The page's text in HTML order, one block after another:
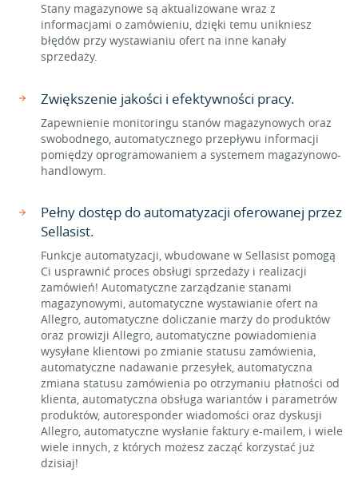
Stany magazynowe są aktualizowane wraz z
informacjami o zamówieniu, dzięki temu unikniesz
błędów przy wystawianiu ofert na inne kanały
sprzedaży.
Zwiększenie jakości i efektywności pracy.
Zapewnienie monitoringu stanów magazynowych oraz
swobodnego, automatycznego przepływu informacji
pomiędzy oprogramowaniem a systemem magazynowo-
handlowym.
Pełny dostęp do automatyzacji oferowanej przez
Sellasist.
Funkcje automatyzacji, wbudowane w Sellasist pomogą
Ci usprawnić proces obsługi sprzedaży i realizacji
zamówień! Automatyczne zarządzanie stanami
magazynowymi, automatyczne wystawianie ofert na
Allegro, automatyczne doliczanie marży do produktów
oraz prowizji Allegro, automatyczne powiadomienia
wysyłane klientowi po zmianie statusu zamówienia,
automatyczne nadawanie przesyłek, automatyczna
zmiana statusu zamówienia po otrzymaniu płatności od
klienta, automatyczna obsługa wariantów i parametrów
produktów, autoresponder wiadomości oraz dyskusji
Allegro, automatyczne wysłanie faktury e-mailem, i wiele
wiele innych, z których możesz zacząć korzystać już
dzisiaj!